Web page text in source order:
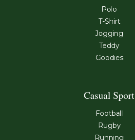
Polo
T-Shirt
Jogging
Teddy
Goodies
Casual Sport
Football
Rugby
Running